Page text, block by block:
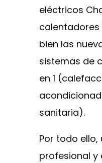
eléctricos
bien las
sistemas de
en 1
sanitaria).
Por todo
profesional y